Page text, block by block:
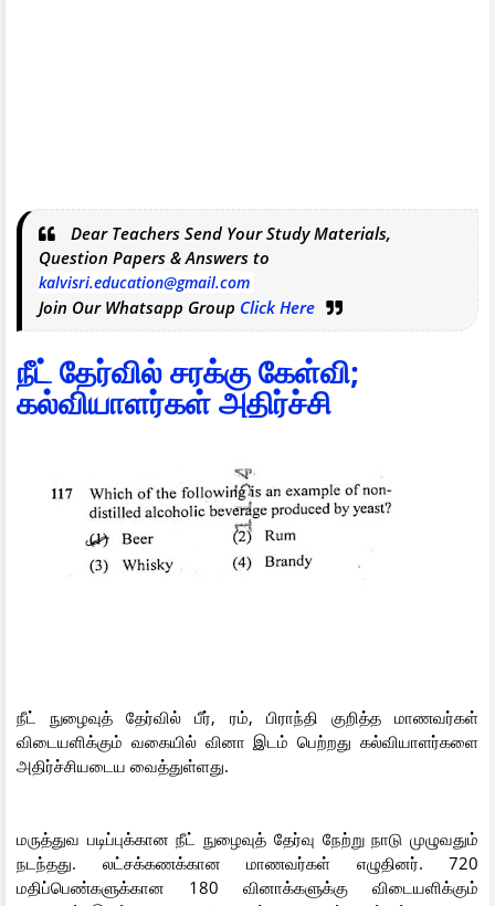
Dear Teachers Send Your Study Materials,
Question Papers & Answers to
kalvisri.education@gmail.com
Join Our Whatsapp Group Click Here
நீட் தேர்வில் சரக்கு கேள்வி;
கல்வியாளர்கள் அதிர்ச்சி
நீட் நுழைவுத் தேர்வில் பீர், ரம், பிராந்தி குறித்த மாணவர்கள்
விடையளிக்கும் வகையில் வினா இடம் பெற்றது கல்வியாளர்களை
அதிர்ச்சியடைய வைத்துள்ளது.
மருத்துவ படிப்புக்கான நீட் நுழைவுத் தேர்வு நேற்று நாடு முழுவதும்
நடந்தது. லட்சக்கணக்கான மாணவர்கள் எழுதினர். 720
மதிப்பெண்களுக்கான 180 வினாக்களுக்கு விடையளிக்கும்